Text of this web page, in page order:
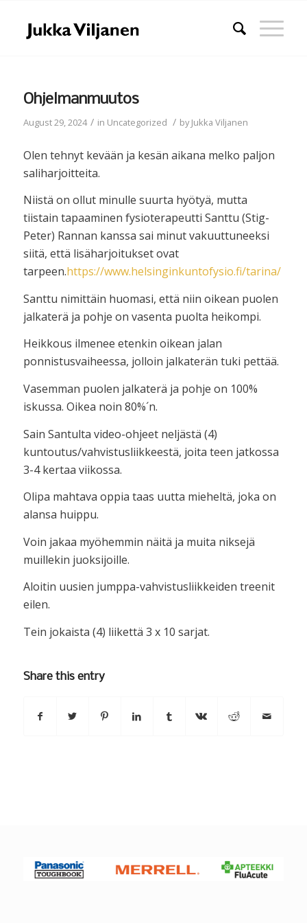
Ohjelmanmuutos
August 29, 2024 / in Uncategorized / byJukka Viljanen
Olen tehnyt kevään ja kesän aikana melko paljon
saliharjoitteita.
Niistä on ollut minulle suurta hyötyä, mutta
tiistain tapaaminen fysioterapeutti Santtu (Stig-
Peter) Rannan kanssa sai minut vakuuttuneeksi
siitä, että lisäharjoitukset ovat
tarpeen.https://www.helsinginkuntofysio.fi/tarina/
Santtu nimittäin huomasi, että niin oikean puolen
jalkaterä ja pohje on vasenta puolta heikompi.
Heikkous ilmenee etenkin oikean jalan
ponnistusvaiheessa, jolloin jalkaterän tuki pettää.
Vasemman puolen jalkaterä ja pohje on 100%
iskussa. Oikea noin 80%´n.
Sain Santulta video-ohjeet neljästä (4)
kuntoutus/vahvistusliikkeestä, joita teen jatkossa
3-4 kertaa viikossa.
Olipa mahtava oppia taas uutta mieheltä, joka on
alansa huippu.
Voin jakaa myöhemmin näitä ja muita niksejä
muillekin juoksijoille.
Aloitin uusien jumppa-vahvistusliikkeiden treenit
eilen.
Tein jokaista (4) liikettä 3 x 10 sarjat.
Share this entry